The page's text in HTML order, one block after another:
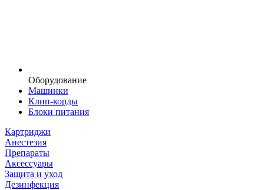
Оборудование
Машинки
Клип-корды
Блоки питания
Картриджи
Анестезия
Препараты
Аксессуары
Защита и уход
Дезинфекция